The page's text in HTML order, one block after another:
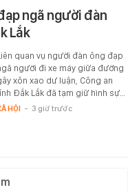
ngã người đàn
Lắk
quan vụ người đàn ông đạp
người đi xe máy giữa đường
xôn xao dư luận, Công an
Đắk Lắk đã tạm giữ hình sự…
HỘI - 3 giờ trước